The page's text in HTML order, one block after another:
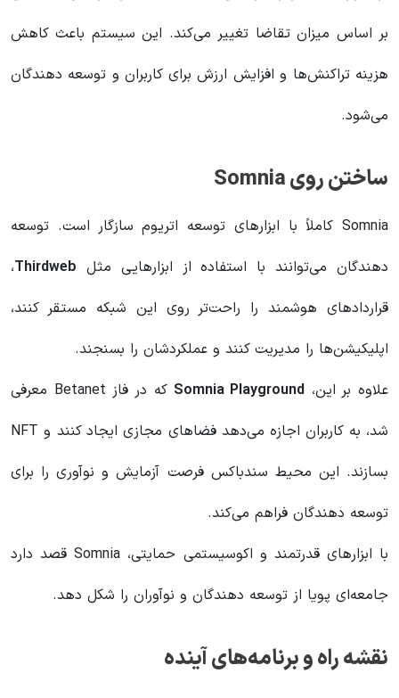
بر اساس میزان تقاضا تغییر می‌کند. این سیستم باعث کاهش
هزینه تراکنش‌ها و افزایش ارزش برای کاربران و توسعه‌ دهندگان
می‌شود.
ساختن روی Somnia
Somnia کاملاً با ابزارهای توسعه اتریوم سازگار است. توسعه‌
دهندگان می‌توانند با استفاده از ابزارهایی مثل Thirdweb،
قراردادهای هوشمند را راحت‌تر روی این شبکه مستقر کنند،
اپلیکیشن‌ها را مدیریت کنند و عملکردشان را بسنجند.
علاوه بر این، Somnia Playground
که در فاز Betanet معرفی
شد، به کاربران اجازه می‌دهد فضاهای مجازی ایجاد کنند و NFT
بسازند. این محیط سندباکس فرصت آزمایش و نوآوری را برای
توسعه‌ دهندگان فراهم می‌کند.
با ابزارهای قدرتمند و اکوسیستمی حمایتی، Somnia قصد دارد
جامعه‌ای پویا از توسعه‌ دهندگان و نوآوران را شکل دهد.
نقشه راه و برنامه‌های آینده